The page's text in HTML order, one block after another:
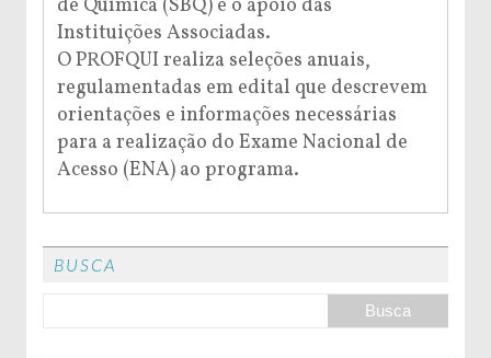
de Química (SBQ) e o apoio das
Instituições Associadas.
O PROFQUI realiza seleções anuais,
regulamentadas em edital que descrevem
orientações e informações necessárias
para a realização do Exame Nacional de
Acesso (ENA) ao programa.
BUSCA